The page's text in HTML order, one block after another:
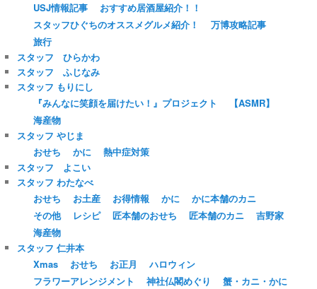
USJ情報記事
おすすめ居酒屋紹介！！
スタッフひぐちのオススメグルメ紹介！
万博攻略記事
旅行
スタッフ ひらかわ
スタッフ ふじなみ
スタッフ もりにし
『みんなに笑顔を届けたい！』プロジェクト
【ASMR】
海産物
スタッフ やじま
おせち
かに
熱中症対策
スタッフ よこい
スタッフ わたなべ
おせち
お土産 お得情報 かに
かに本舗のカニ
その他
レシピ 匠本舗のおせち 匠本舗のカニ
吉野家
海産物
スタッフ 仁井本
Xmas
おせち お正月
ハロウィン
フラワーアレンジメント
神社仏閣めぐり
蟹・カニ・かに